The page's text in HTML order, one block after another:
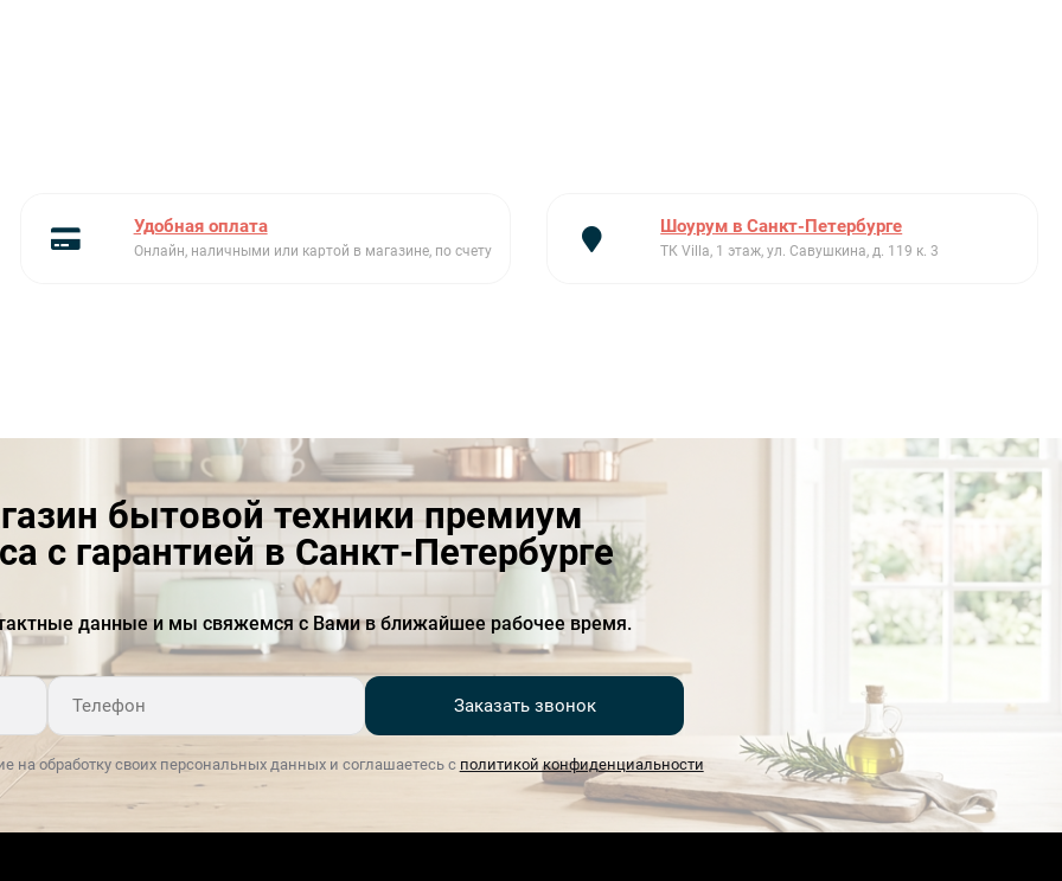
Удобная оплата
Онлайн, наличными или картой в магазине, по счету
Шоурум в Санкт-Петербурге
ТК Villa, 1 этаж, ул. Савушкина, д. 119 к. 3
бытовой техники премиум
с гарантией в Санкт-Петербурге
данные и мы свяжемся с Вами в ближайшее рабочее время.
Заказать звонок
на обработку своих персональных данных и соглашаетесь с политикой конфиденциальности